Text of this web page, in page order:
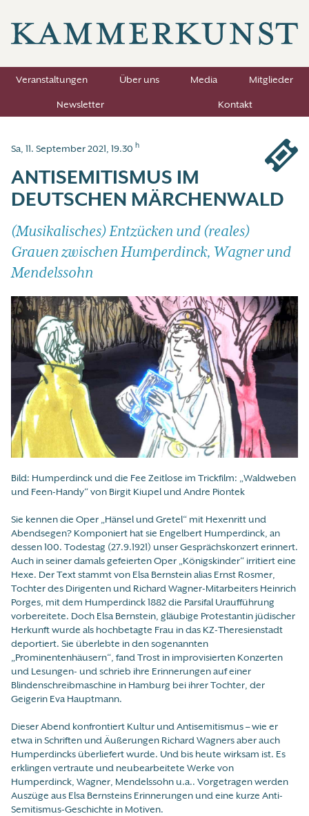
Veranstaltungen Über uns Media
Mitglieder
Newsletter
Kontakt
Sa, 11. September 2021, 19.30 h
ANTISEMITISMUS IM
DEUTSCHEN MÄRCHENWALD
(Musikalisches) Entzücken und (reales)
Grauen zwischen Humperdinck, Wagner und
Mendelssohn
Bild: Humperdinck und die Fee Zeitlose im Trickfilm: „Waldweben
und Feen-Handy“ von Birgit Kiupel und Andre Piontek
Sie kennen die Oper „Hänsel und Gretel“ mit Hexenritt und
Abendsegen? Komponiert hat sie Engelbert Humperdinck, an
dessen 100. Todestag (27.9.1921) unser Gesprächskonzert erinnert.
Auch in seiner damals gefeierten Oper „Königskinder“ irritiert eine
Hexe. Der Text stammt von Elsa Bernstein alias Ernst Rosmer,
Tochter des Dirigenten und Richard Wagner-Mitarbeiters Heinrich
Porges, mit dem Humperdinck 1882 die Parsifal Uraufführung
vorbereitete. Doch Elsa Bernstein, gläubige Protestantin jüdischer
Herkunft wurde als hochbetagte Frau in das KZ-Theresienstadt
deportiert. Sie überlebte in den sogenannten
„Prominentenhäusern“, fand Trost in improvisierten Konzerten
und Lesungen- und schrieb ihre Erinnerungen auf einer
Blindenschreibmaschine in Hamburg bei ihrer Tochter, der
Geigerin Eva Hauptmann.
Dieser Abend konfrontiert Kultur und Antisemitismus – wie er
etwa in Schriften und Äußerungen Richard Wagners aber auch
Humperdincks überliefert wurde. Und bis heute wirksam ist. Es
erklingen vertraute und neubearbeitete Werke von
Humperdinck, Wagner, Mendelssohn u.a.. Vorgetragen werden
Auszüge aus Elsa Bernsteins Erinnerungen und eine kurze Anti-
Semitismus-Geschichte in Motiven.